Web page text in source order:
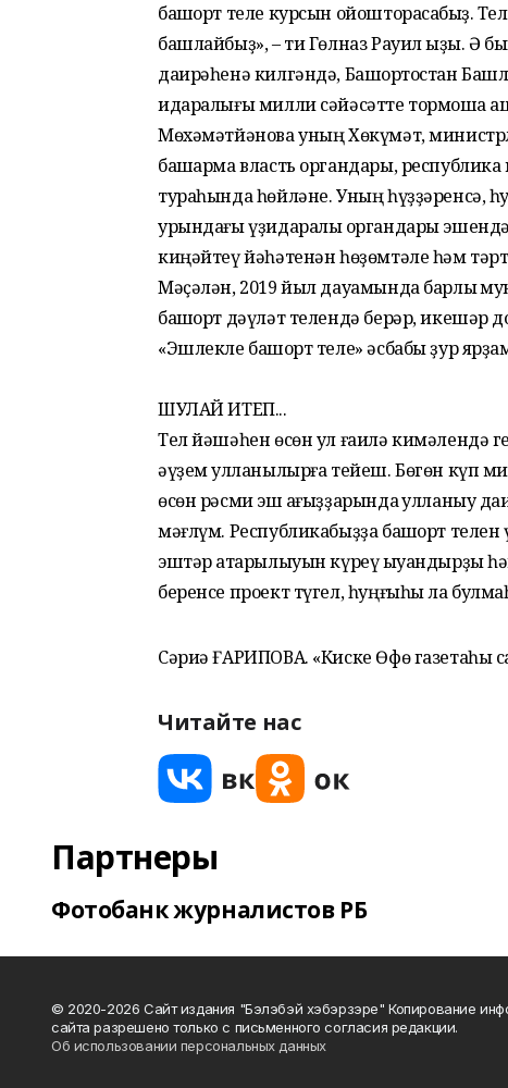
башҡорт теле курсын ойошторасаҡбыҙ.
башлайбыҙ», – ти Гөлназ Рауил ҡыҙы. Ә
даирәһенә килгәндә, Башҡортостан
идаралығы милли сәйәсәтте тормошҡа
Мөхәмәтйәнова уның Хөкүмәт,
башҡарма власть органдары,
тураһында һөйләне. Уның һүҙҙәренсә,
урындағы үҙидаралыҡ органдары
киңәйтеү йәһәтенән һөҙөмтәле һәм
Мәҫәлән, 2019 йыл дауамында барлыҡ
башҡорт дәүләт телендә берәр, икешәр
«Эшлекле башҡорт теле» әсбабы ҙур ярҙам
ШУЛАЙ ИТЕП...
Тел йәшәһен өсөн ул ғаилә кимәлендә
әүҙем ҡулланылырға тейеш. Бөгөн күп
өсөн рәсми эш ҡағыҙҙарында ҡулланыу
мәғлүм. Республикабыҙҙа башҡорт
эштәр атҡарылыуын күреү ҡыуандырҙы
беренсе проект түгел, һуңғыһы ла
Сәриә ҒАРИПОВА. «Киске Өфө газетаһы
Читайте нас
Партнеры
Фотобанк журналистов РБ
© 2020-2026 Сайт издания "Бэлэбэй хэбэрзэре" Копирование
сайта разрешено только с письменного согласия редакции.
Об использовании персональных данных